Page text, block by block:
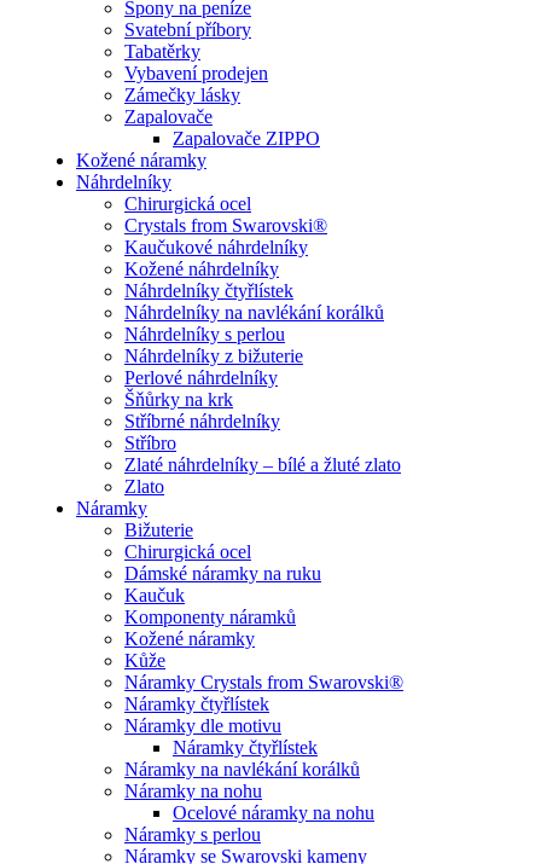
Spony na peníze
Svatební příbory
Tabatěrky
Vybavení prodejen
Zámečky lásky
Zapalovače
Zapalovače ZIPPO
Kožené náramky
Náhrdelníky
Chirurgická ocel
Crystals from Swarovski®
Kaučukové náhrdelníky
Kožené náhrdelníky
Náhrdelníky čtyřlístek
Náhrdelníky na navlékání korálků
Náhrdelníky s perlou
Náhrdelníky z bižuterie
Perlové náhrdelníky
Šňůrky na krk
Stříbrné náhrdelníky
Stříbro
Zlaté náhrdelníky – bílé a žluté zlato
Zlato
Náramky
Bižuterie
Chirurgická ocel
Dámské náramky na ruku
Kaučuk
Komponenty náramků
Kožené náramky
Kůže
Náramky Crystals from Swarovski®
Náramky čtyřlístek
Náramky dle motivu
Náramky čtyřlístek
Náramky na navlékání korálků
Náramky na nohu
Ocelové náramky na nohu
Náramky s perlou
Náramky se Swarovski kameny